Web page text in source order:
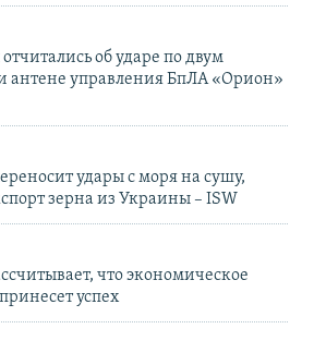
об ударе по двум
антене управления БпЛА «Орион»
удары с моря на сушу,
зерна из Украины – ISW
что экономическое
успех